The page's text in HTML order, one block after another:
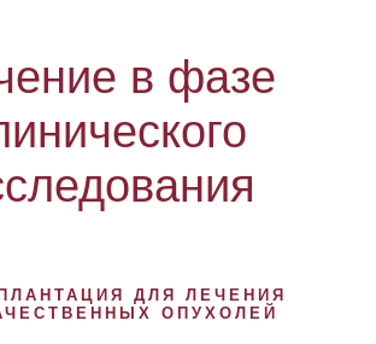
в фазе
ДЛЯ ЛЕЧЕНИЯ
ОПУХОЛЕЙ